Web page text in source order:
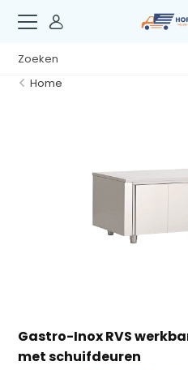
Home
Gastro-Inox RVS
met schuifdeuren